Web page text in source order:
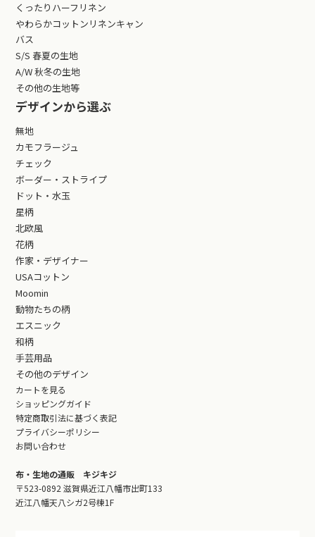
くったりハーフリネン
やわらかコットンリネンキャン
バス
S/S 春夏の生地
A/W 秋冬の生地
その他の生地等
デザインから選ぶ
無地
カモフラージュ
チェック
ボーダー・ストライプ
ドット・水玉
星柄
北欧風
花柄
作家・デザイナー
USAコットン
Moomin
動物たちの柄
エスニック
和柄
手芸用品
その他のデザイン
カートを見る
ショッピングガイド
特定商取引法に基づく表記
プライバシーポリシー
お問い合わせ
布・生地の通販 キジキジ
〒523-0892 滋賀県近江八幡市出町133
近江八幡天八シガ2号棟1F